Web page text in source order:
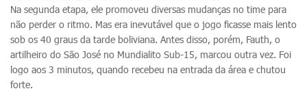
Na segunda etapa, ele promoveu diversas mudanças no time para
não perder o ritmo. Mas era inevutável que o jogo ficasse mais lento
sob os 40 graus da tarde boliviana. Antes disso, porém, Fauth, o
artilheiro do São José no Mundialito Sub-15, marcou outra vez. Foi
logo aos 3 minutos, quando recebeu na entrada da área e chutou
forte.